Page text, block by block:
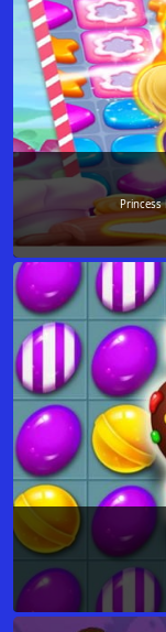
Princess